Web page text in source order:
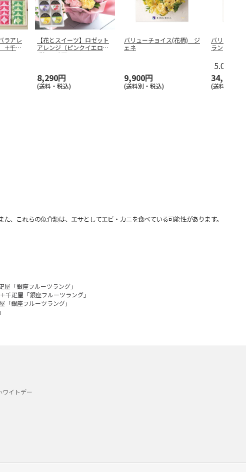
ラアレ
＋千疋
【花とスイーツ】ロゼット
アレンジ（ピンクイエロー
系）＋千疋
8,290円
(送料・税込)
バリューチョイス(花柄) ジ
ェネ
9,900円
(送料別・税込)
バリューチ
ラン
5.0
34,100円
(送料別・税
これらの魚介類は、エサとしてエビ・カニを食べている可能性があります。
「銀座フルーツラング」
千疋屋「銀座フルーツラング」
「銀座フルーツラング」
ワイトデー